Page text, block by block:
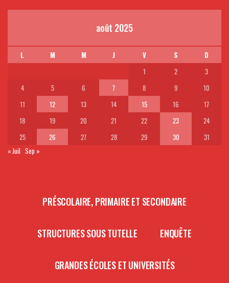
août 2025
L M M J V S
D
1
2
3
4
5 6 7 8 9
10
11
12 13 14 15 16
17
18
19 20 21 22 23
24
25
26 27 28 29 30
31
« Juil Sep »
PRÉSCOLAIRE, PRIMAIRE ET SECONDAIRE
STRUCTURES SOUS TUTELLE ENQUÊTE
GRANDES ÉCOLES ET UNIVERSITÉS